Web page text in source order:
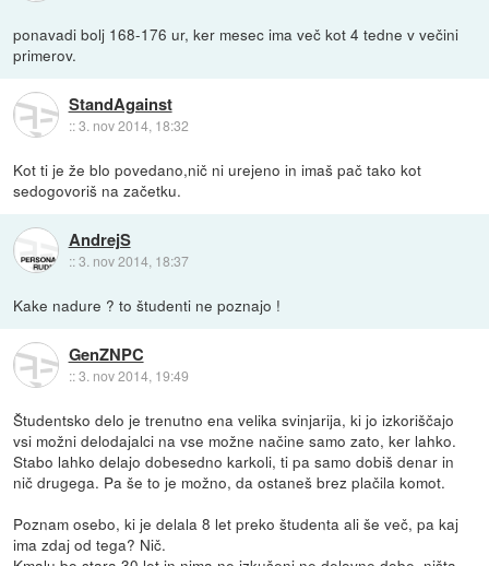
ponavadi bolj 168-176 ur, ker mesec ima več kot 4 tedne v večini
primerov.
StandAgainst
::3. nov 2014, 18:32
Kot ti je že blo povedano,nič ni urejeno in imaš pač tako kot
sedogovoriš na začetku.
AndrejS
::3. nov 2014, 18:37
Kake nadure ? to študenti ne poznajo !
GenZNPC
::3. nov 2014, 19:49
Študentsko delo je trenutno ena velika svinjarija, ki jo izkoriščajo
vsi možni delodajalci na vse možne načine samo zato, ker lahko.
Stabo lahko delajo dobesedno karkoli, ti pa samo dobiš denar in
nič drugega. Pa še to je možno, da ostaneš brez plačila komot.
Poznam osebo, ki je delala 8 let preko študenta ali še več, pa kaj
ima zdaj od tega? Nič.